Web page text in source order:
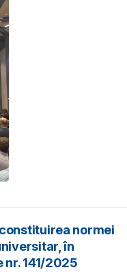
normei
în
141/2025